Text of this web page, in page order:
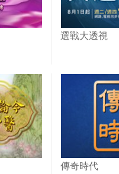
選戰大透視
傳奇時代